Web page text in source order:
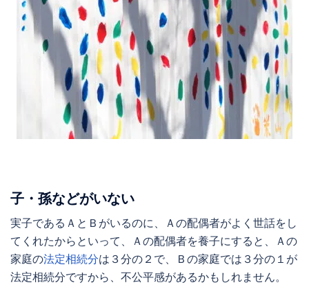
子・孫などがいない
実子であるＡとＢがいるのに、Ａの配偶者がよく世話をし
てくれたからといって、Ａの配偶者を養子にすると、Ａの
家庭の法定相続分は３分の２で、Ｂの家庭では３分の１が
法定相続分ですから、不公平感があるかもしれません。